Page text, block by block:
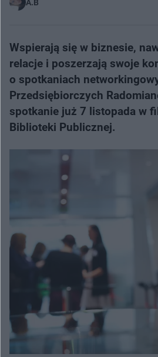
A.B
Wspierają się w biznesie,
relacje i poszerzają swoje
o spotkaniach
Przedsiębiorczych
spotkanie już 7 listopada w
Biblioteki Publicznej.